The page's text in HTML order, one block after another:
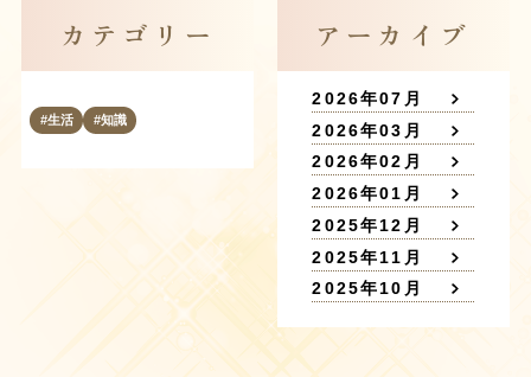
カテゴリー
生活 知識
アーカイブ
2026年07月
2026年03月
2026年02月
2026年01月
2025年12月
2025年11月
2025年10月